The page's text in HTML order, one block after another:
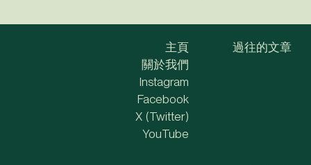
主頁
關於我們
過往的文章
Instagram
Facebook
X (Twitter)
YouTube